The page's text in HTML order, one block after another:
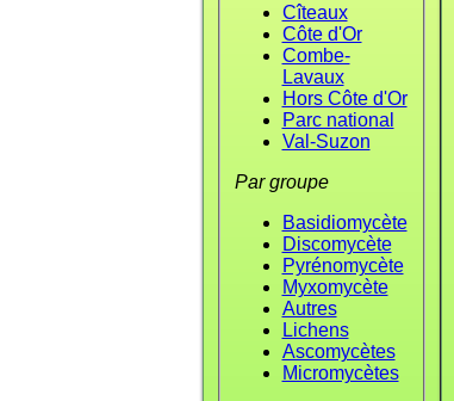
Cîteaux
Côte d'Or
Combe-
Lavaux
Hors Côte d'Or
Parc national
Val-Suzon
Par groupe
Basidiomycète
Discomycète
Pyrénomycète
Myxomycète
Autres
Lichens
Ascomycètes
Micromycètes